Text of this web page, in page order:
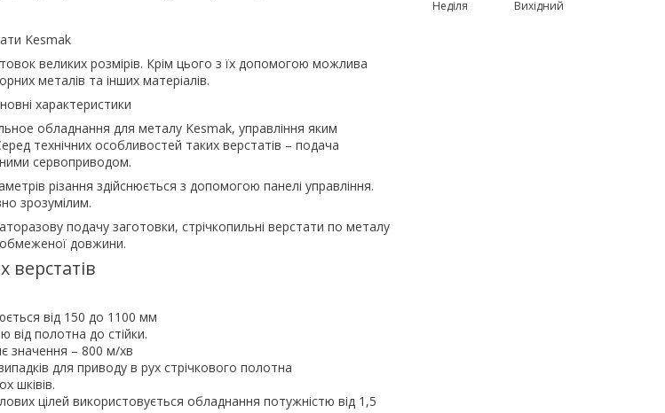
Kesmak
великих розмірів. Крім цього з їх допомогою можлива
металів та інших матеріалів.
характеристики
обладнання для металу Kesmak, управління яким
технічних особливостей таких верстатів – подача
сервоприводом.
різання здійснюється з допомогою панелі управління.
зрозумілим.
подачу заготовки, стрічкопильні верстати по металу
довжини.
верстатів
від 150 до 1100 мм
від полотна до стійки.
значення – 800 м/хв
для приводу в рух стрічкового полотна
шківів.
цілей використовується обладнання потужністю від 1,5
Неділя
Вихідний